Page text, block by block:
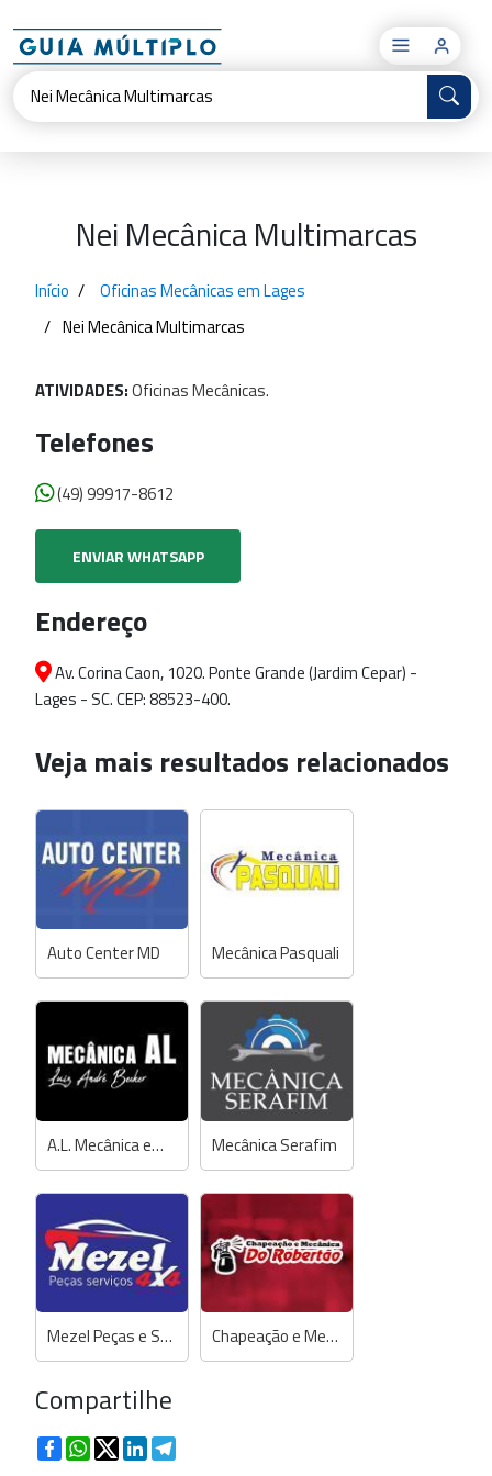
×
Nei Mecânica Multimarcas
Início
Oficinas Mecânicas em Lages
Nei Mecânica Multimarcas
ATIVIDADES:OficinasMecânicas.
Telefones
(49) 99917-8612
ENVIAR WHATSAPP
Endereço
Av. Corina Caon, 1020. Ponte Grande (Jardim Cepar) -
Lages - SC. CEP: 88523-400.
Veja mais resultados relacionados
Auto Center MD Mecânica Pasquali
A.L. Mecânica em Geral Mecânica Serafim
Mezel Peças e Serviços 4x4 (Mecânica Zé) Chapeação e Mecânica do Robertão
Compartilhe
FacebookWhatsApp
TwitterLinkedIn